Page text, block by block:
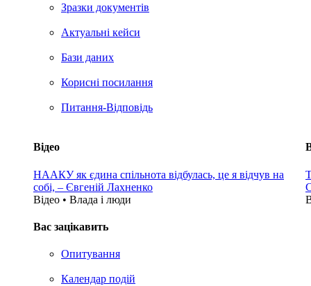
Зразки документів
Актуальні кейси
Бази даних
Корисні посилання
Питання-Відповідь
Відео
НААКУ як єдина спільнота відбулась, це я відчув на
собі, – Євгеній Лахненко
Відео • Влада i люди
Вас зацікавить
Опитування
Календар подій